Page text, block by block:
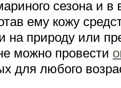
сезона и
ему кожу
на природу или
можно провести
для любого